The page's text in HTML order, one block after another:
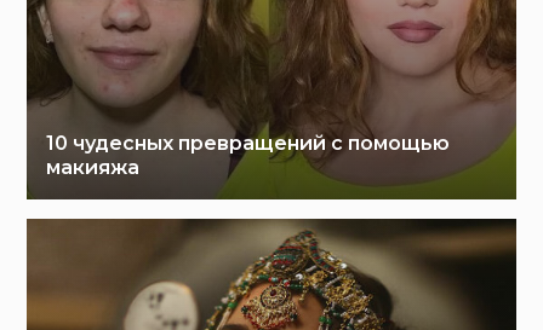
10 чудесных превращений с помощью
макияжа